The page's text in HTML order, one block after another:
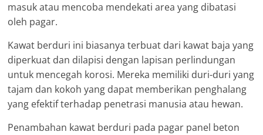
masuk atau mencoba mendekati area yang dibatasi
oleh pagar.
Kawat berduri ini biasanya terbuat dari kawat baja yang
diperkuat dan dilapisi dengan lapisan perlindungan
untuk mencegah korosi. Mereka memiliki duri-duri yang
tajam dan kokoh yang dapat memberikan penghalang
yang efektif terhadap penetrasi manusia atau hewan.
Penambahan kawat berduri pada pagar panel beton